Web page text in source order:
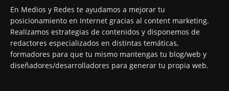
En Medios y Redes te ayudamos a mejorar tu
posicionamiento en Internet gracias al content marketing.
Realizamos estrategias de contenidos y disponemos de
redactores especializados en distintas temáticas,
formadores para que tu mismo mantengas tu blog/web y
diseñadores/desarrolladores para generar tu propia web.